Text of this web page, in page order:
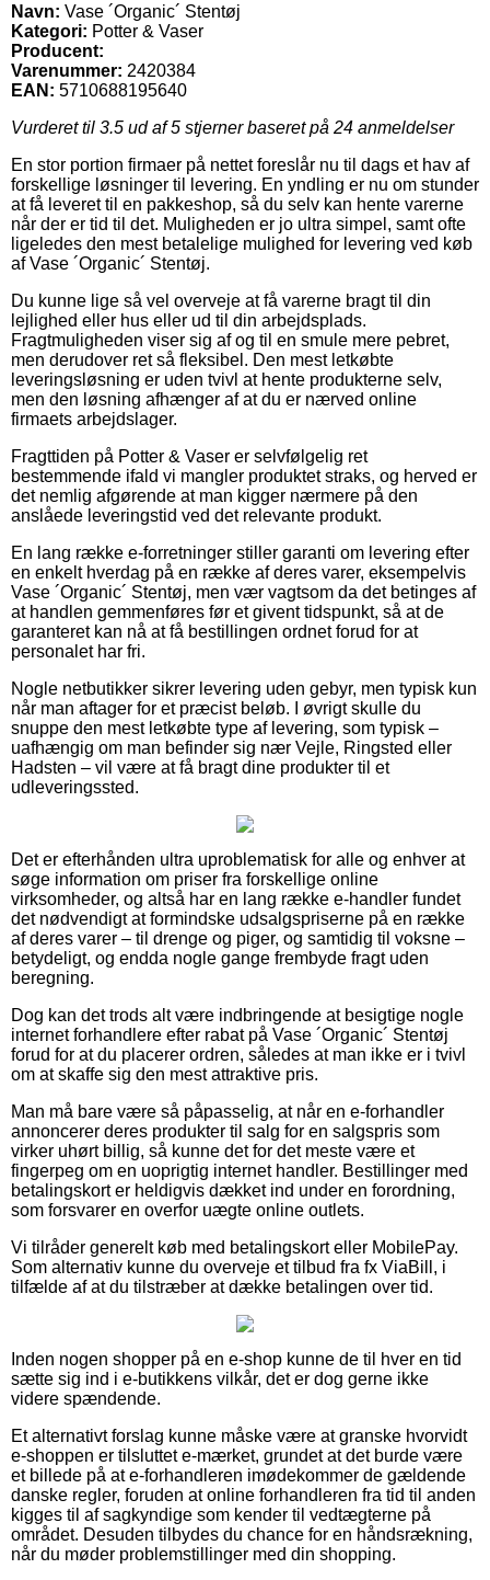
Navn: Vase ´Organic´ Stentøj
Kategori: Potter & Vaser
Producent:
Varenummer: 2420384
EAN: 5710688195640
Vurderet til 3.5 ud af 5 stjerner baseret på 24 anmeldelser
En stor portion firmaer på nettet foreslår nu til dags et hav af
forskellige løsninger til levering. En yndling er nu om stunder
at få leveret til en pakkeshop, så du selv kan hente varerne
når der er tid til det. Muligheden er jo ultra simpel, samt ofte
ligeledes den mest betalelige mulighed for levering ved køb
af Vase ´Organic´ Stentøj.
Du kunne lige så vel overveje at få varerne bragt til din
lejlighed eller hus eller ud til din arbejdsplads.
Fragtmuligheden viser sig af og til en smule mere pebret,
men derudover ret så fleksibel. Den mest letkøbte
leveringsløsning er uden tvivl at hente produkterne selv,
men den løsning afhænger af at du er nærved online
firmaets arbejdslager.
Fragttiden på Potter & Vaser er selvfølgelig ret
bestemmende ifald vi mangler produktet straks, og herved er
det nemlig afgørende at man kigger nærmere på den
anslåede leveringstid ved det relevante produkt.
En lang række e-forretninger stiller garanti om levering efter
en enkelt hverdag på en række af deres varer, eksempelvis
Vase ´Organic´ Stentøj, men vær vagtsom da det betinges af
at handlen gemmenføres før et givent tidspunkt, så at de
garanteret kan nå at få bestillingen ordnet forud for at
personalet har fri.
Nogle netbutikker sikrer levering uden gebyr, men typisk kun
når man aftager for et præcist beløb. I øvrigt skulle du
snuppe den mest letkøbte type af levering, som typisk –
uafhængig om man befinder sig nær Vejle, Ringsted eller
Hadsten – vil være at få bragt dine produkter til et
udleveringssted.
Det er efterhånden ultra uproblematisk for alle og enhver at
søge information om priser fra forskellige online
virksomheder, og altså har en lang række e-handler fundet
det nødvendigt at formindske udsalgspriserne på en række
af deres varer – til drenge og piger, og samtidig til voksne –
betydeligt, og endda nogle gange frembyde fragt uden
beregning.
Dog kan det trods alt være indbringende at besigtige nogle
internet forhandlere efter rabat på Vase ´Organic´ Stentøj
forud for at du placerer ordren, således at man ikke er i tvivl
om at skaffe sig den mest attraktive pris.
Man må bare være så påpasselig, at når en e-forhandler
annoncerer deres produkter til salg for en salgspris som
virker uhørt billig, så kunne det for det meste være et
fingerpeg om en uoprigtig internet handler. Bestillinger med
betalingskort er heldigvis dækket ind under en forordning,
som forsvarer en overfor uægte online outlets.
Vi tilråder generelt køb med betalingskort eller MobilePay.
Som alternativ kunne du overveje et tilbud fra fx ViaBill, i
tilfælde af at du tilstræber at dække betalingen over tid.
Inden nogen shopper på en e-shop kunne de til hver en tid
sætte sig ind i e-butikkens vilkår, det er dog gerne ikke
videre spændende.
Et alternativt forslag kunne måske være at granske hvorvidt
e-shoppen er tilsluttet e-mærket, grundet at det burde være
et billede på at e-forhandleren imødekommer de gældende
danske regler, foruden at online forhandleren fra tid til anden
kigges til af sagkyndige som kender til vedtægterne på
området. Desuden tilbydes du chance for en håndsrækning,
når du møder problemstillinger med din shopping.